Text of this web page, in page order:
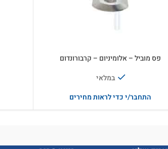
פס מוביל – אלומיניום – קרבורונדום
במלאי
התחבר/י כדי לראות מחירים